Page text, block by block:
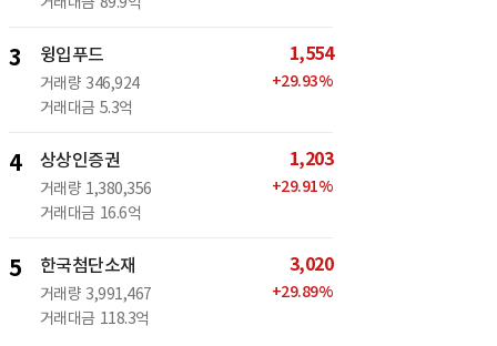
3 윙입푸드
거래량 346,924
거래대금 5.3억
1,554
+29.93%
4 상상인증권
거래량 1,380,356
거래대금 16.6억
1,203
+29.91%
5 한국첨단소재
거래량 3,991,467
거래대금 118.3억
3,020
+29.89%